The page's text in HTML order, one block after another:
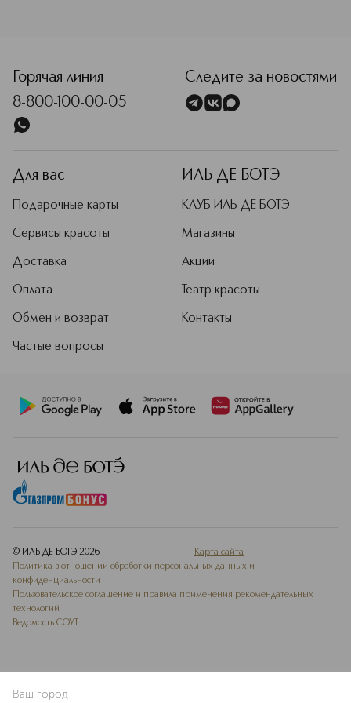
Горячая линия
8-800-100-00-05
Следите за новостями
Для вас
Подарочные карты
Сервисы красоты
Доставка
Оплата
Обмен и возврат
Частые вопросы
ИЛЬ ДЕ БОТЭ
КЛУБ ИЛЬ ДЕ БОТЭ
Магазины
Акции
Театр красоты
Контакты
© ИЛЬ ДЕ БОТЭ 2026
Карта сайта
Политика в отношении обработки персональных данных и
конфиденциальности
Пользовательское соглашение и правила применения рекомендательных
технологий
Ведомость СОУТ
Ваш город